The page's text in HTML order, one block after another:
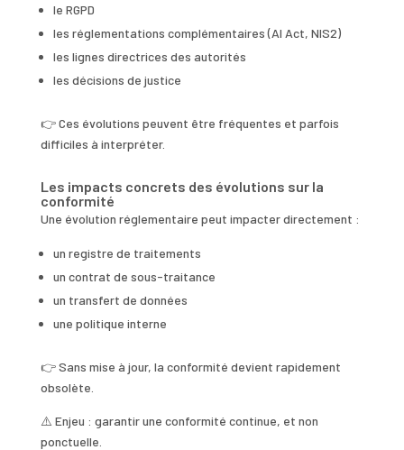
le RGPD
les réglementations complémentaires (AI Act, NIS2)
les lignes directrices des autorités
les décisions de justice
👉 Ces évolutions peuvent être fréquentes et parfois
difficiles à interpréter.
Les impacts concrets des évolutions sur la
conformité
Une évolution réglementaire peut impacter directement :
un registre de traitements
un contrat de sous-traitance
un transfert de données
une politique interne
👉 Sans mise à jour, la conformité devient rapidement
obsolète.
⚠️ Enjeu : garantir une conformité continue, et non
ponctuelle.